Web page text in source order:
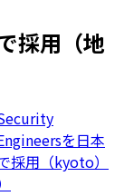
採用（地
を日本
採用（kyoto）